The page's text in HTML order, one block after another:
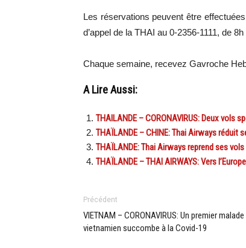
Les réservations peuvent être
d’appel de la THAI au 0-2356-1111, de 8h
Chaque semaine, recevez Gavroche
A Lire Aussi:
THAILANDE – CORONAVIRUS: Deux vols
THAÏLANDE – CHINE: Thai Airways réduit
THAÏLANDE: Thai Airways reprend ses vols
THAÏLANDE – THAI AIRWAYS: Vers
Précédent
VIETNAM – CORONAVIRUS: Un premier malade
vietnamien succombe à la Covid-19